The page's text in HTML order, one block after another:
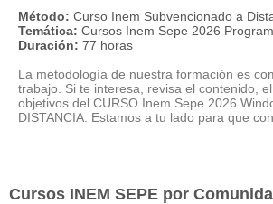
Método: Curso Inem Subvencionado a
Temática: Cursos Inem Sepe 2026
Duración: 77 horas
La metodología de nuestra formación es
trabajo. Si te interesa, revisa el contenido,
objetivos del CURSO Inem Sepe 2026
DISTANCIA. Estamos a tu lado para que
Cursos INEM SEPE por